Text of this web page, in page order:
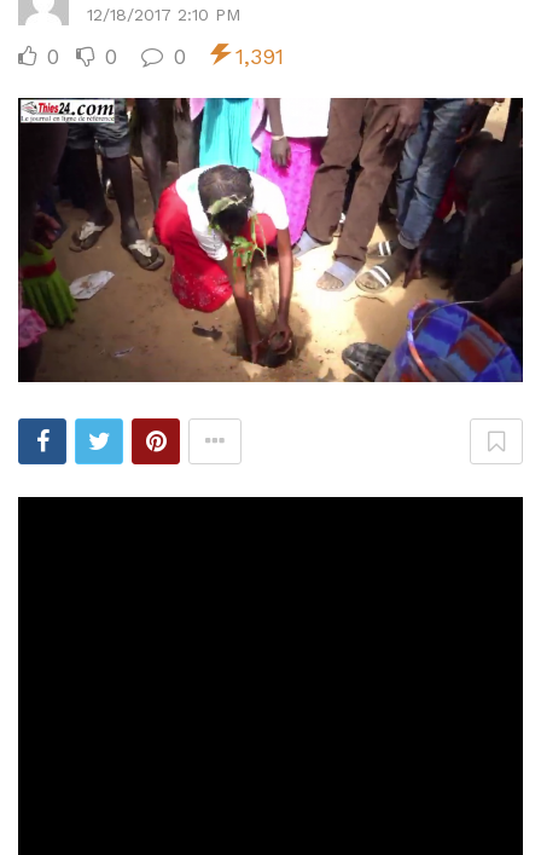
12/18/2017 2:10 PM
0 0 0 1,391